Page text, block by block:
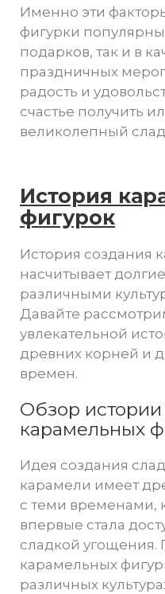
Именно эти
фигурки
подарков, так и в
праздничных
радость и
счастье получить
великолепный
История
фигурок
История создания
насчитывает
различными
Давайте
увлекательной
древних корней и
времен.
Обзор истории
карамельных
Идея создания
карамели имеет
с теми временами,
впервые стала
сладкой
карамельных
различных